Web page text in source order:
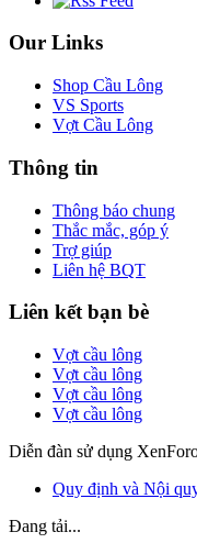
Our Links
Shop Cầu Lông
VS Sports
Vợt Cầu Lông
Thông tin
Thông báo chung
Thắc mắc, góp ý
Trợ giúp
Liên hệ BQT
Liên kết bạn bè
Vợt cầu lông
Vợt cầu lông
Vợt cầu lông
Vợt cầu lông
Diễn đàn sử dụng
Quy định và Nội
Đang tải...